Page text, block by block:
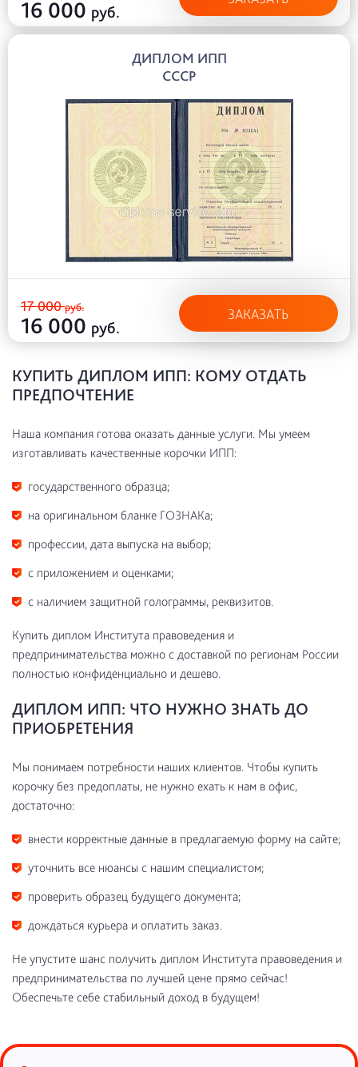
16 000 руб.
ДИПЛОМ ИПП
СССР
17 000руб.
16 000 руб.
ЗАКАЗАТЬ
КУПИТЬ ДИПЛОМ ИПП: КОМУ ОТДАТЬ
ПРЕДПОЧТЕНИЕ
Наша компания готова оказать данные услуги. Мы умеем
изготавливать качественные корочки ИПП:
государственного образца;
на оригинальном бланке ГОЗНАКа;
профессии, дата выпуска на выбор;
с приложением и оценками;
с наличием защитной голограммы, реквизитов.
Купить диплом Института правоведения и
предпринимательства можно с доставкой по регионам России
полностью конфиденциально и дешево.
ДИПЛОМ ИПП: ЧТО НУЖНО ЗНАТЬ ДО
ПРИОБРЕТЕНИЯ
Мы понимаем потребности наших клиентов. Чтобы купить
корочку без предоплаты, не нужно ехать к нам в офис,
достаточно:
внести корректные данные в предлагаемую форму на сайте;
уточнить все нюансы с нашим специалистом;
проверить образец будущего документа;
дождаться курьера и оплатить заказ.
Не упустите шанс получить диплом Института правоведения и
предпринимательства по лучшей цене прямо сейчас!
Обеспечьте себе стабильный доход в будущем!